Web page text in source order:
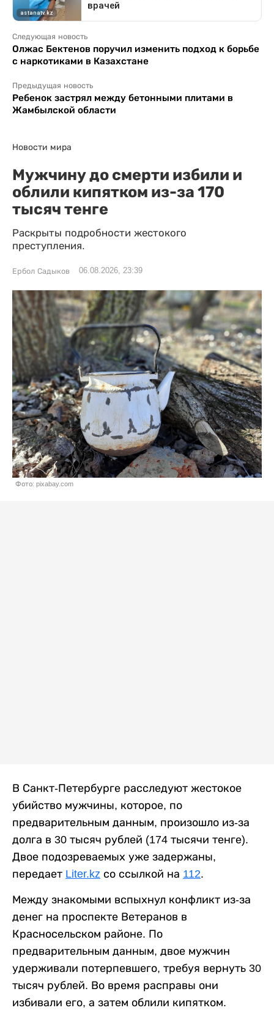
Следующая новость
Олжас Бектенов поручил изменить подход к борьбе
с наркотиками в Казахстане
Предыдущая новость
Ребенок застрял между бетонными плитами в
Жамбылской области
Новости мира
Мужчину до смерти избили и
облили кипятком из-за 170
тысяч тенге
Раскрыты подробности жестокого
преступления.
Ербол Садыков 06.08.2026, 23:39
Фото: pixabay.com
В Санкт-Петербурге расследуют жестокое
убийство мужчины, которое, по
предварительным данным, произошло из-за
долга в 30 тысяч рублей (174 тысячи тенге).
Двое подозреваемых уже задержаны,
передает Liter.kz со ссылкой на 112.
Между знакомыми вспыхнул конфликт из-за
денег на проспекте Ветеранов в
Красносельском районе. По
предварительным данным, двое мужчин
удерживали потерпевшего, требуя вернуть 30
тысяч рублей. Во время расправы они
избивали его, а затем облили кипятком.